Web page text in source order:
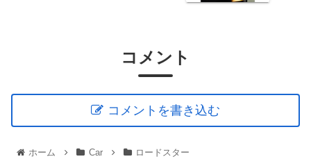
コメント
コメントを書き込む
ホーム Car ロードスター